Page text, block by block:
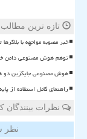
تازه ترین
خبر مصوبه مواجهه با
توهم هوش مصنوعی دامن
هوش مصنوعی جایگزین دو
راهنمای کامل استفاده از
نظرات
نظر